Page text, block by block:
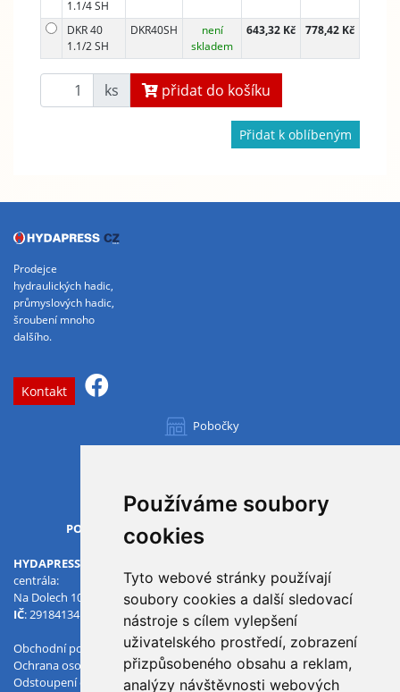
Používáme soubory
cookies
Tyto webové stránky používají
soubory cookies a další sledovací
nástroje s cílem vylepšení
uživatelského prostředí, zobrazení
přizpůsobeného obsahu a reklam,
analýzy návštěvnosti webových
1.1/4 SH
DKR 40
1.1/2 SH
DKR40SH
není
skladem
643,32 Kč 778,42 Kč
ks přidat do košíku
Přidat k oblíbeným
Prodejce
hydraulických hadic,
průmyslových hadic,
šroubení mnoho
dalšího.
Kontakt
Pobočky
OTVÍRACÍ DOBA
PO-PÁ
HYDAPRESS CZ s.r.o.
centrála:
Na Dolech 109 586 01 Jihlava
IČ: 29184134 : CZ29184134
Obchodní podmínky
Ochrana osobních údajů
Odstoupení od smlouvy